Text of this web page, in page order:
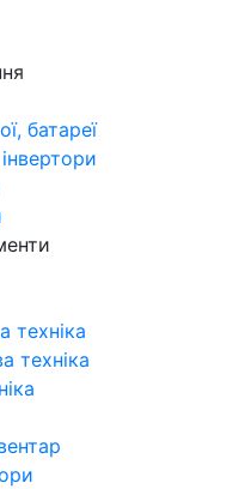
батареї
техніка
техніка